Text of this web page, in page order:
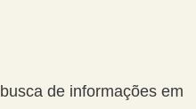
de informações em